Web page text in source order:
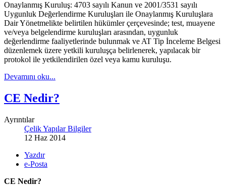
Onaylanmış Kuruluş: 4703 sayılı Kanun ve 2001/3531 sayılı
Uygunluk Değerlendirme Kuruluşları ile Onaylanmış Kuruluşlara
Dair Yönetmelikte belirtilen hükümler çerçevesinde; test, muayene
ve/veya belgelendirme kuruluşları arasından, uygunluk
değerlendirme faaliyetlerinde bulunmak ve AT Tip İnceleme Belgesi
düzenlemek üzere yetkili kuruluşça belirlenerek, yapılacak bir
protokol ile yetkilendirilen özel veya kamu kuruluşu.
Devamını oku...
CE Nedir?
Ayrıntılar
Çelik Yapılar Bilgiler
12 Haz 2014
Yazdır
e-Posta
CE Nedir?